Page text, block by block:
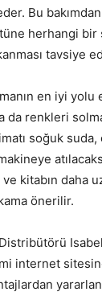
Bu
herhangi
tavsiye
en iyi yolu
da renkleri
soğuk
kitabın daha
önerilir.
internet